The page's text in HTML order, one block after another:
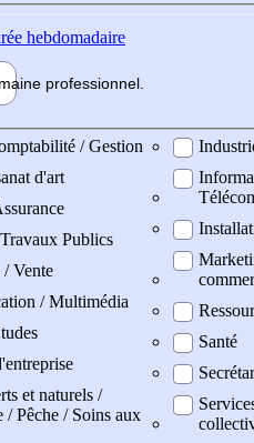
hebdomadaire
professionnel
/ Gestion
d'art
Publics
/ Vente
/ Multimédia
et naturels /
Pêche / Soins aux
Santé